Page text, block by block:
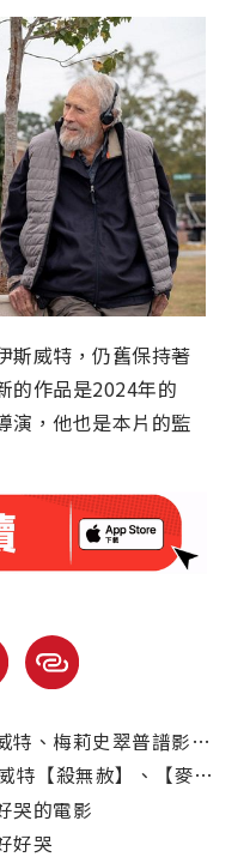
斯威特，仍舊保持著
的作品是2024年的
演，他也是本片的監
翠普譜影史最刻骨銘心的愛戀
、【麥迪遜之橋】重返大銀幕
哭的電影
好哭